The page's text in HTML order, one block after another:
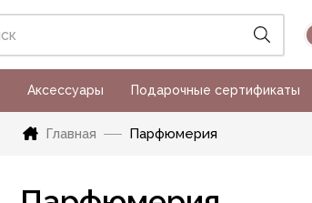
Аксессуары Подарочные сертификаты
Главная Парфюмерия